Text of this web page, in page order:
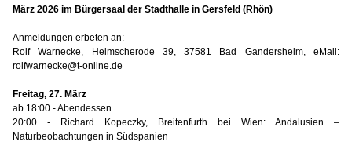
März 2026 im Bürgersaal der Stadthalle in Gersfeld (Rhön)
Anmeldungen erbeten an:
Rolf Warnecke, Helmscherode 39, 37581 Bad Gandersheim, eMail:
rolfwarnecke@t-online.de
Freitag, 27. März
ab 18:00 - Abendessen
20:00 - Richard Kopeczky, Breitenfurth bei Wien: Andalusien –
Naturbeobachtungen in Südspanien